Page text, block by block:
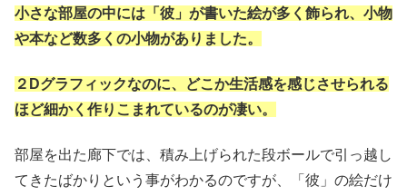
小さな部屋の中には「彼」が書いた絵が多く飾られ、小物
や本など数多くの小物がありました。
２Dグラフィックなのに、どこか生活感を感じさせられる
ほど細かく作りこまれているのが凄い。
部屋を出た廊下では、積み上げられた段ボールで引っ越し
てきたばかりという事がわかるのですが、「彼」の絵だけ